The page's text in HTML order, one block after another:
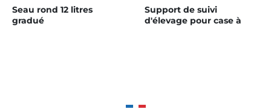
Seau rond 12 litres
gradué
Support de suivi
d'élevage pour case à